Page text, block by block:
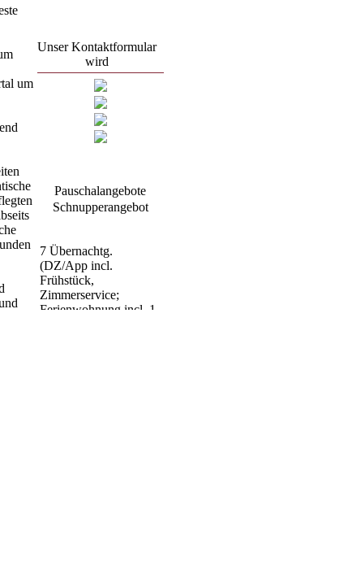
um
Unser Kontaktformular
wird
überarbeitet.
Anfragen bitte mit E-
Mail an:
zimmeranfrage@haus-
drei-
Wir würden uns freuen
Sie bei uns begrüßen
Fam. Wölfl
Pauschalangebote
Schnupperangebot
7 Übernachtg.
(DZ/App incl.
Frühstück,
Zimmerservice;
Ferienwohnung incl. 1